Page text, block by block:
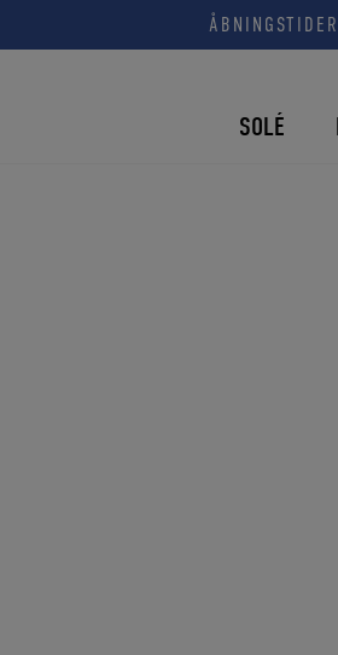
til
ÅBNINGSTIDER
SOLÉ